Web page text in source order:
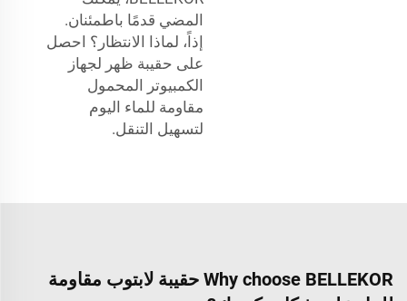
المضي قدمًا باطمئنان.
إذاً، لماذا الانتظار؟ احصل
على حقيبة ظهر لجهاز
الكمبيوتر المحمول
مقاومة للماء اليوم
لتسهيل التنقل.
Why choose BELLEKOR حقيبة لابتوب مقاومة